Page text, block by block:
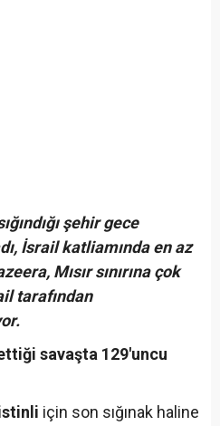
şehir gece
İsrail katliamında en az
Mısır sınırına çok
tarafından
savaşta 129'uncu
için son sığınak haline